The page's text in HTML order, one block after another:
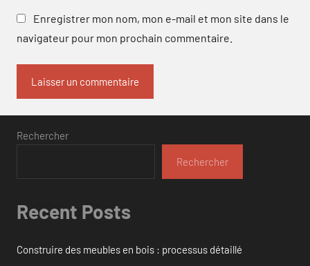
Enregistrer mon nom, mon e-mail et mon site dans le
navigateur pour mon prochain commentaire.
Rechercher
Rechercher
Recent Posts
Construire des meubles en bois : processus détaillé